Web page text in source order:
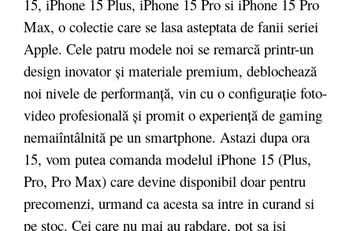
15, iPhone 15 Plus, iPhone 15 Pro si iPhone 15 Pro
Max, o colectie care se lasa asteptata de fanii seriei
Apple. Cele patru modele noi se remarcă printr-un
design inovator și materiale premium, deblochează
noi nivele de performanță, vin cu o configurație foto-
video profesională și promit o experiență de gaming
nemaiîntâlnită pe un smartphone. Astazi dupa ora
15, vom putea comanda modelul iPhone 15 (Plus,
Pro, Pro Max) care devine disponibil doar pentru
precomenzi, urmand ca acesta sa intre in curand si
pe stoc. Cei care nu mai au rabdare, pot sa isi